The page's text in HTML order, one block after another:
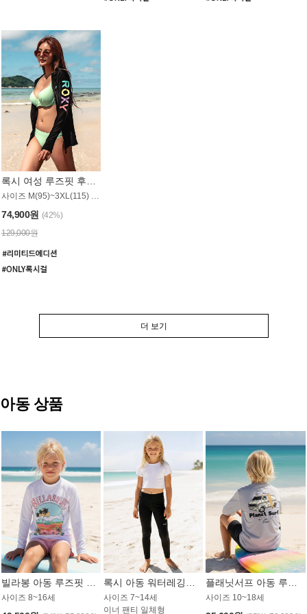
록시 여성 루즈핏 후드 래쉬가드 WT900BRX
사이즈 M(95)~3XL(115) / 롱기장 타입
74,900원 (42%)
129,000원
더 보기
아동 상품
사이즈 8~16세
사이즈 7~14세
이너 팬티 일체형
사이즈 10~18세